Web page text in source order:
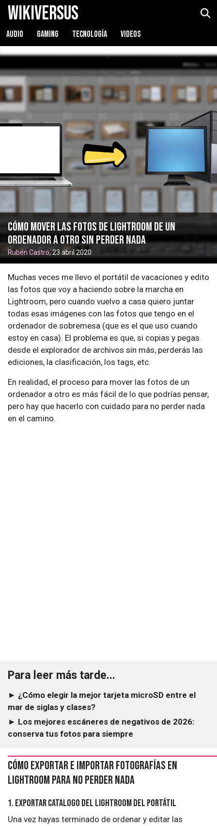
WikiVersus
AUDIO GAMING TECNOLOGÍA VIDEOS
Cómo mover las fotos de Lightroom de un
ordenador a otro sin perder nada
Rubén Castro, 23 abril 2020
Muchas veces me llevo el portátil de vacaciones y edito
las fotos que voy a haciendo sobre la marcha en
Lightroom, pero cuando vuelvo a casa quiero juntar
todas esas imágenes con las fotos que tengo en el
ordenador de sobremesa (que es el que uso cuando
estoy en casa). El problema es que, si copias y pegas
desde el explorador de archivos sin más, perderás las
ediciones, la clasificación, los tags, etc.
En realidad, el proceso para mover las fotos de un
ordenador a otro es más fácil de lo que podrías pensar,
pero hay que hacerlo con cuidado para no perder nada
en el camino.
Para leer más tarde...
► ¿Cómo elegir la mejor tarjeta microSD entre el
mar de siglas y clases?
► Los mejores escáneres de negativos de 2026:
conserva tus fotos para siempre
Cómo exportar e importar fotografías en
Lightroom para no perder nada
1. Exportar catalogo del Lightroom del portátil
Una vez hayas terminado de ordenar y editar las